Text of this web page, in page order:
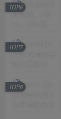
TOP6
TOP7
TOP8